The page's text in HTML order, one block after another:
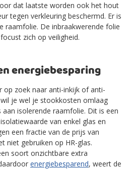
dat laatste worden ook het hout
tegen verkleuring beschermd. Er is
raamfolie. De inbraakwerende folie
zich op veiligheid.
energiebesparing
op zoek naar anti-inkijk of anti-
je wel je stookkosten omlaag
aan isolerende raamfolie. Dit is een
van enkel glas en
een fractie van de prijs van
niet gebruiken op HR-glas.
soort onzichtbare extra
energiebesparend, weert de